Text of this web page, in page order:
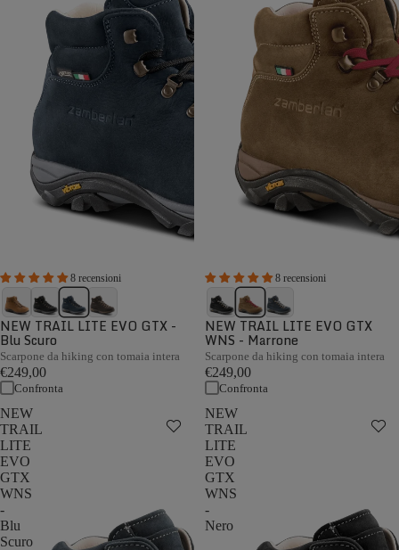
8 recensioni
NEW TRAIL LITE EVO GTX -
Blu Scuro
Scarpone da hiking con tomaia intera
€249,00
Confronta
8 recensioni
NEW TRAIL LITE EVO GTX
WNS - Marrone
Scarpone da hiking con tomaia intera
€249,00
Confronta
NEW
TRAIL
LITE
EVO
GTX
WNS
-
Blu
Scuro
NEW
TRAIL
LITE
EVO
GTX
WNS
-
Nero